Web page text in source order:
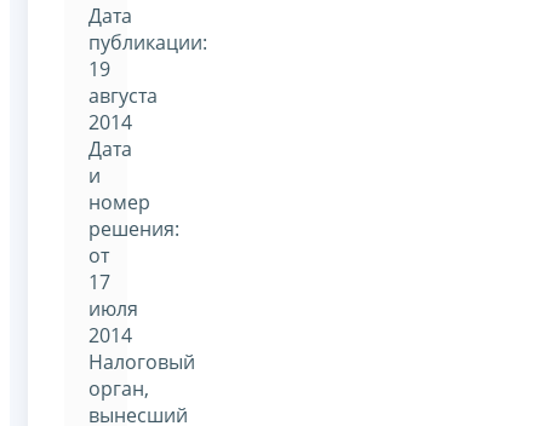
Дата
публикации:
19
августа
2014
Дата
и
номер
решения:
от
17
июля
2014
Налоговый
орган,
вынесший